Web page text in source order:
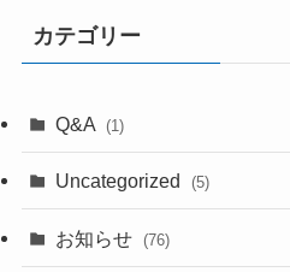
カテゴリー
Q&A (1)
Uncategorized (5)
お知らせ (76)